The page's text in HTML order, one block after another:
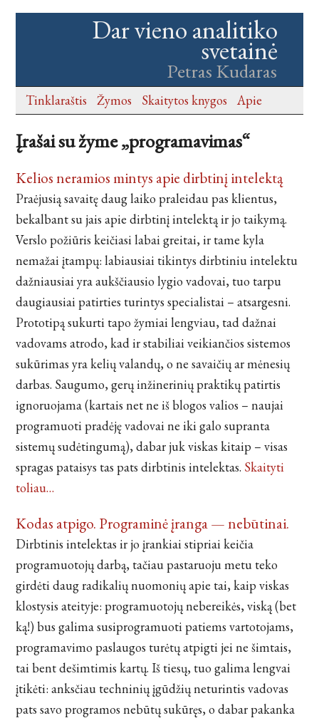
Dar vieno analitiko
svetainė
Petras Kudaras
Tinklaraštis Žymos Skaitytos knygos Apie
Įrašai su žyme „programavimas“
Kelios neramios mintys apie dirbtinį intelektą
Praėjusią savaitę daug laiko praleidau pas klientus,
bekalbant su jais apie dirbtinį intelektą ir jo taikymą.
Verslo požiūris keičiasi labai greitai, ir tame kyla
nemažai įtampų: labiausiai tikintys dirbtiniu intelektu
dažniausiai yra aukščiausio lygio vadovai, tuo tarpu
daugiausiai patirties turintys specialistai – atsargesni.
Prototipą sukurti tapo žymiai lengviau, tad dažnai
vadovams atrodo, kad ir stabiliai veikiančios sistemos
sukūrimas yra kelių valandų, o ne savaičių ar mėnesių
darbas. Saugumo, gerų inžinerinių praktikų patirtis
ignoruojama (kartais net ne iš blogos valios – naujai
programuoti pradėję vadovai ne iki galo supranta
sistemų sudėtingumą), dabar juk viskas kitaip – visas
spragas pataisys tas pats dirbtinis intelektas. Skaityti
toliau…
Kodas atpigo. Programinė įranga — nebūtinai.
Dirbtinis intelektas ir jo įrankiai stipriai keičia
programuotojų darbą, tačiau pastaruoju metu teko
girdėti daug radikalių nuomonių apie tai, kaip viskas
klostysis ateityje: programuotojų nebereikės, viską (bet
ką!) bus galima susiprogramuoti patiems vartotojams,
programavimo paslaugos turėtų atpigti jei ne šimtais,
tai bent dešimtimis kartų. Iš tiesų, tuo galima lengvai
įtikėti: anksčiau techninių įgūdžių neturintis vadovas
pats savo programos nebūtų sukūręs, o dabar pakanka